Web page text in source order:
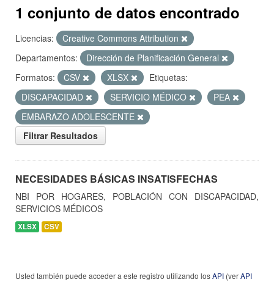
1 conjunto de datos encontrado
Licencias:
Creative Commons Attribution
Departamentos:
Dirección de Planificación General
Formatos:
CSV XLSX
Etiquetas:
DISCAPACIDAD
SERVICIO MÉDICO
PEA
EMBARAZO ADOLESCENTE
Filtrar Resultados
NECESIDADES BÁSICAS INSATISFECHAS
NBI POR HOGARES, POBLACIÓN CON DISCAPACIDAD,
SERVICIOS MÉDICOS
XLSX CSV
Usted también puede acceder a este registro utilizando losAPI (verAPI